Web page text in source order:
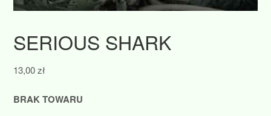
SERIOUS SHARK
13,00zł
BRAK TOWARU